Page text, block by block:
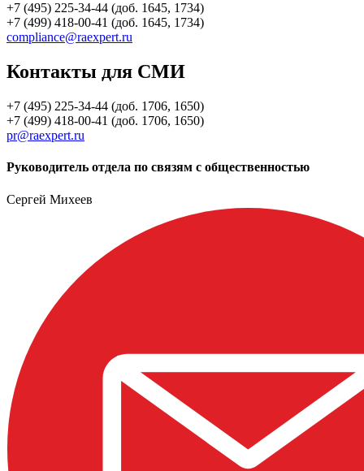
+7 (495) 225-34-44 (доб. 1645, 1734)
+7 (499) 418-00-41 (доб. 1645, 1734)
compliance@raexpert.ru
Контакты для СМИ
+7 (495) 225-34-44 (доб. 1706, 1650)
+7 (499) 418-00-41 (доб. 1706, 1650)
pr@raexpert.ru
Руководитель отдела по связям с общественностью
Сергей Михеев